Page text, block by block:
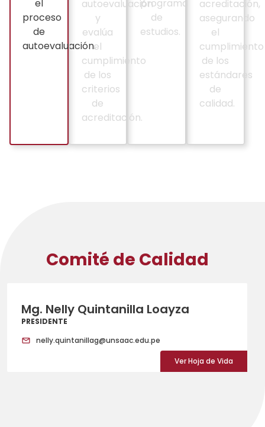
el
proceso
de
autoevaluación.
autoevaluación
y
evalúa
el
cumplimiento
de los
criterios
de
acreditación.
programa
de
estudios.
acreditación,
asegurando
el
cumplimiento
de los
estándares
de
calidad.
Comité de Calidad
Mg. Nelly Quintanilla Loayza
PRESIDENTE
nelly.quintanillag@unsaac.edu.pe
Ver Hoja de Vida